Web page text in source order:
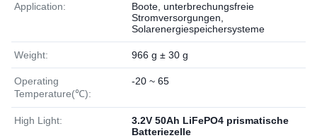
Application:
Boote, unterbrechungsfreie
Stromversorgungen,
Solarenergiespeichersysteme
Weight: 966 g ± 30 g
Operating
Temperature(℃):
-20 ~ 65
High Light:
3.2V 50Ah LiFePO4 prismatische
Batteriezelle